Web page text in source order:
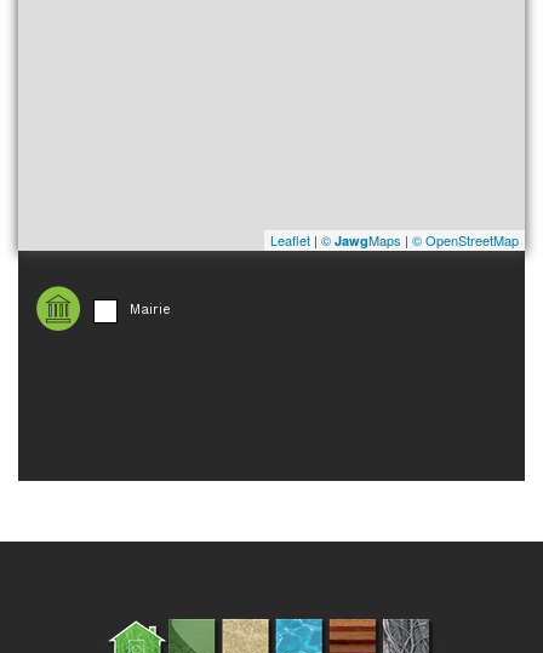
Leaflet | © JawgMaps | © OpenStreetMap
Mairie